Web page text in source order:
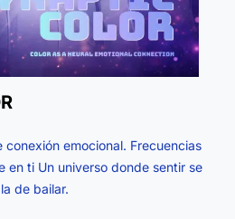
conexión emocional. Frecuencias
en ti Un universo donde sentir se
de bailar.